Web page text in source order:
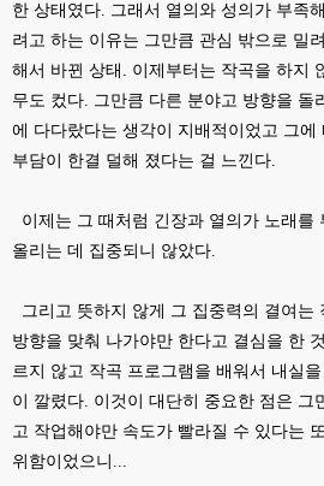
한 상태였다. 그래서 열의와 성의가 부족
려고 하는 이유는 그만큼 관심 밖으로 밀
해서 바뀐 상태. 이제부터는 작곡을 하지
무도 컸다. 그만큼 다른 분야고 방향을 돌
에 다다랐다는 생각이 지배적이었고 그에
부담이 한결 덜해 졌다는 걸 느낀다.
이제는 그 때처럼 긴장과 열의가 노래를
올리는 데 집중되니 않았다.
그리고 뜻하지 않게 그 집중력의 결여는
방향을 맞춰 나가야만 한다고 결심을 한
르지 않고 작곡 프로그램을 배워서 내실
이 깔렸다. 이것이 대단히 중요한 점은 그
고 작업해야만 속도가 빨라질 수 있다는
위함이었으니...